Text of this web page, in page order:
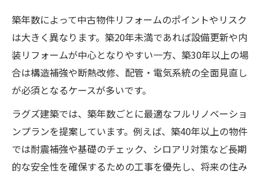
築年数によって中古物件リフォームのポイントやリスク
は大きく異なります。築20年未満であれば設備更新や内
装リフォームが中心となりやすい一方、築30年以上の場
合は構造補強や断熱改修、配管・電気系統の全面見直し
が必須となるケースが多いです。
ラグズ建築では、築年数ごとに最適なフルリノベーショ
ンプランを提案しています。例えば、築40年以上の物件
では耐震補強や基礎のチェック、シロアリ対策など長期
的な安全性を確保するための工事を優先し、将来の住み